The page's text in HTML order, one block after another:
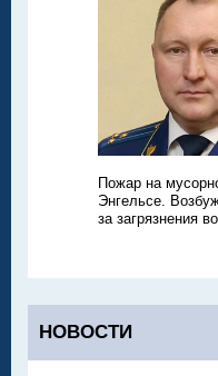
Пожар на
Энгельсе.
за загрязнения
НОВОСТИ